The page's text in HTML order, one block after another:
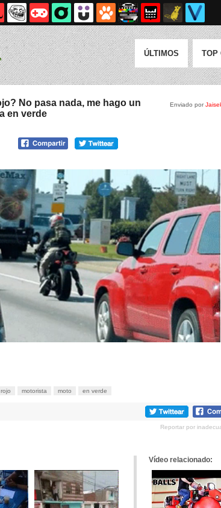
ÚLTIMOS TOP
Enviado por
No pasa nada, me hago un
en verde
motorista moto en verde
Reportar por
Vídeo relacionado: